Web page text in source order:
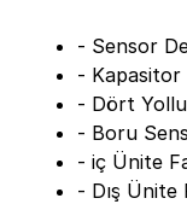
- Sensor
- Kapasitor
- Dört
- Boru
- iç Ünite
- Dış Ünite